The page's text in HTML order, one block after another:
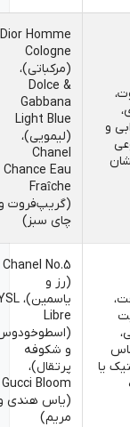
Dior Homme
Cologne
(مرکباتی)،
Dolce &
Gabbana
Light Blue
(لیمویی)،
Chanel
Chance Eau
Fraîche
(گریپ‌فروت و
چای سبز)
Chanel No.5
یاسمین)، YSL
Libre
(اسطوخودوس
و شکوفه
پرتقال)،
Gucci Bloom
(یاس هندی و
مریم)